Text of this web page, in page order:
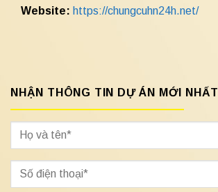
Website: https://chungcuhn24h.net/
NHẬN THÔNG TIN DỰ ÁN MỚI NHẤT